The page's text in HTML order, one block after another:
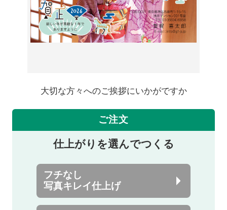
大切な方々へのご挨拶にいかがですか
ご注文
仕上がりを選んでつくる
フチなし
写真キレイ仕上げ